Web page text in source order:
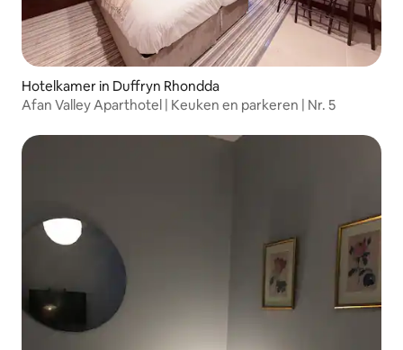
Hotelkamer in Duffryn Rhondda
Afan Valley Aparthotel | Keuken en parkeren | Nr. 5